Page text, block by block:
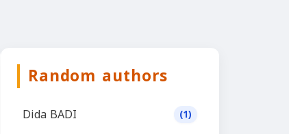
Random authors
Dida BADI (1)